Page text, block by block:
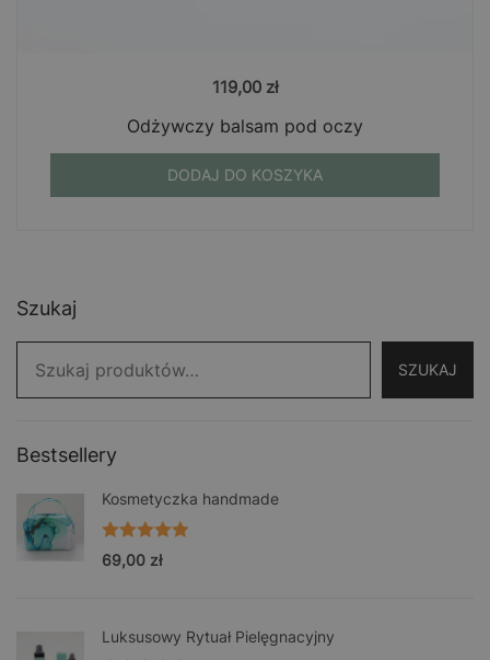
119,00 zł
Odżywczy balsam pod oczy
DODAJ DO KOSZYKA
Szukaj
SZUKAJ
Bestsellery
Kosmetyczka handmade
Oceniono
69,00 zł
Luksusowy Rytuał Pielęgnacyjny